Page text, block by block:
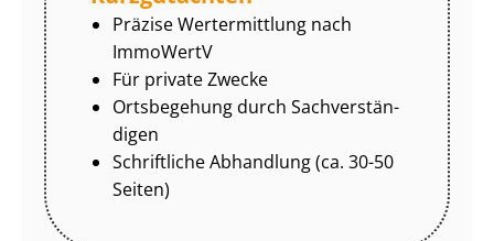
Präzise Wertermittlung nach
ImmoWertV
Für private Zwecke
Ortsbegehung durch Sach­ver­stän­
di­gen
Schriftliche Abhandlung (ca. 30-50
Seiten)